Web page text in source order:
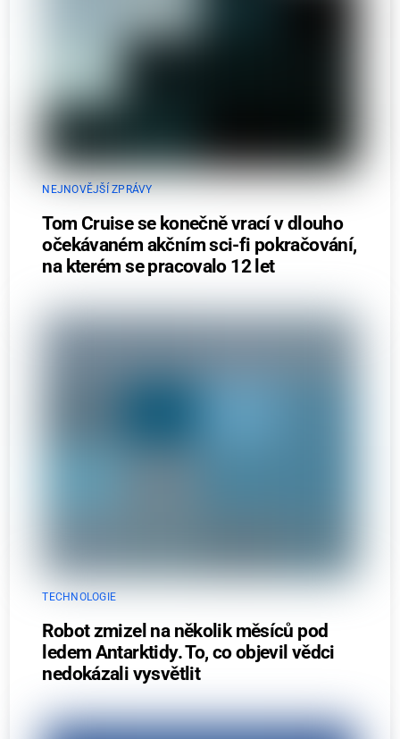
NEJNOVĚJŠÍ ZPRÁVY
Tom Cruise se konečně vrací v dlouho
očekávaném akčním sci-fi pokračování,
na kterém se pracovalo 12 let
TECHNOLOGIE
Robot zmizel na několik měsíců pod
ledem Antarktidy. To, co objevil vědci
nedokázali vysvětlit